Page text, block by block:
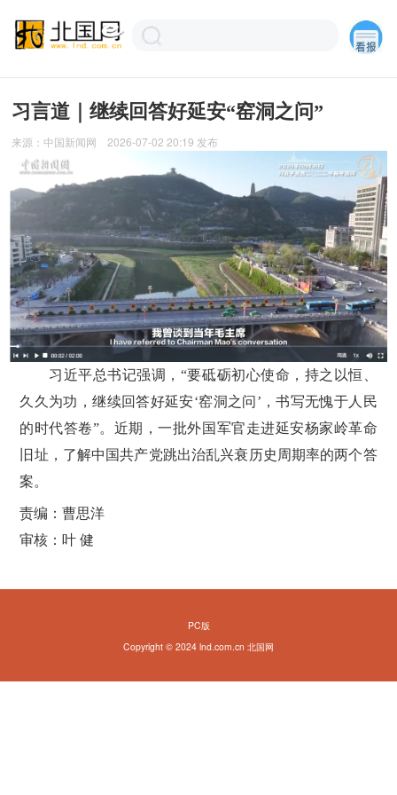
习言道｜继续回答好延安“窑洞之问”
来源： 中国新闻网 2026-07-02 20:19 发布
习近平总书记强调，“要砥砺初心使命，持之以恒、
久久为功，继续回答好延安‘窑洞之问’，书写无愧于人民
的时代答卷”。近期，一批外国军官走进延安杨家岭革命
旧址，了解中国共产党跳出治乱兴衰历史周期率的两个答
案。
责编：曹思洋
审核：叶 健
PC版
Copyright © 2024 lnd.com.cn 北国网